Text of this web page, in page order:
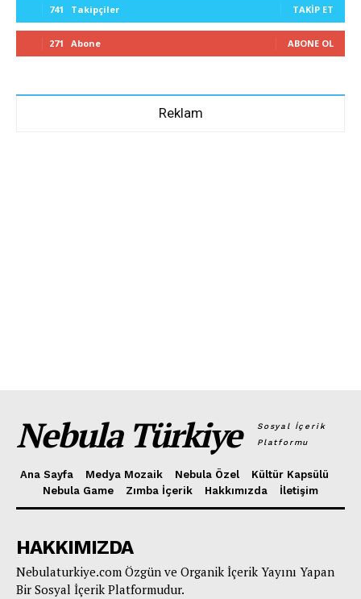
741 Takipçiler TAKIP ET
271 Abone ABONE OL
Reklam
Nebula Türkiye
Sosyal İçerik
Platformu
Ana Sayfa Medya Mozaik Nebula Özel
Kültür Kapsülü
Nebula Game
Zımba İçerik Hakkımızda İletişim
HAKKIMIZDA
Nebulaturkiye.com Özgün ve Organik İçerik Yayını Yapan
Bir Sosyal İçerik Platformudur.